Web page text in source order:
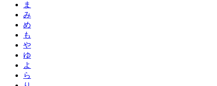
ま
み
め
も
や
ゆ
よ
ら